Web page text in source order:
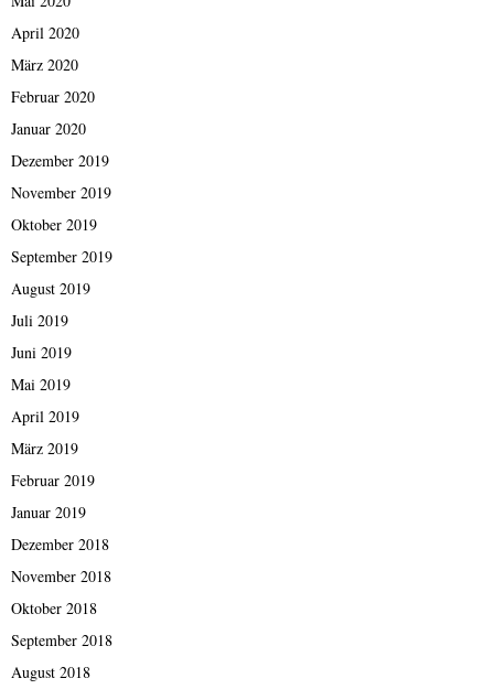
April 2020
März 2020
Februar 2020
Januar 2020
Dezember 2019
November 2019
Oktober 2019
September 2019
August 2019
Juli 2019
Juni 2019
Mai 2019
April 2019
März 2019
Februar 2019
Januar 2019
Dezember 2018
November 2018
Oktober 2018
September 2018
August 2018